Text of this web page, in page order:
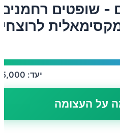
- שופטים
לרוצחי
יעד:
על העצומה